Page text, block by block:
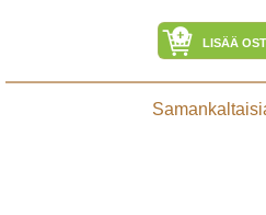
LISÄÄ